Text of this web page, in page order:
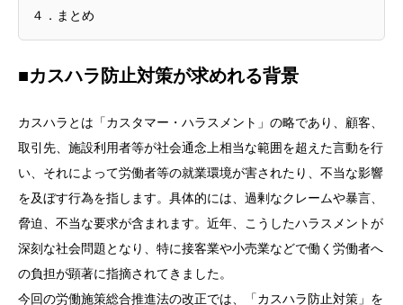
４．まとめ
■カスハラ防止対策が求めれる背景
カスハラとは「カスタマー・ハラスメント」の略であり、顧客、
取引先、施設利用者等が社会通念上相当な範囲を超えた言動を行
い、それによって労働者等の就業環境が害されたり、不当な影響
を及ぼす行為を指します。具体的には、過剰なクレームや暴言、
脅迫、不当な要求が含まれます。近年、こうしたハラスメントが
深刻な社会問題となり、特に接客業や小売業などで働く労働者へ
の負担が顕著に指摘されてきました。
今回の労働施策総合推進法の改正では、「カスハラ防止対策」を